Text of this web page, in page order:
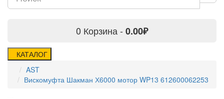
0 Корзина - 0.00₽
КАТАЛОГ
AST
Вискомуфта Шакман Х6000 мотор WP13 612600062253